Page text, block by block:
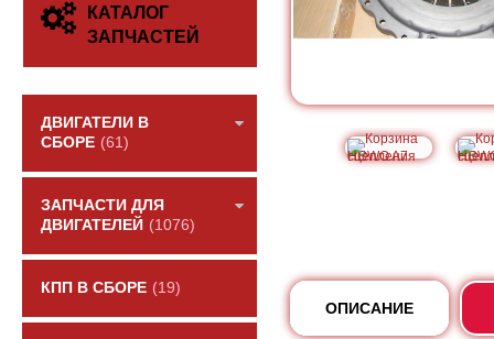
КАТАЛОГ
ЗАПЧАСТЕЙ
ДВИГАТЕЛИ В
СБОРЕ (61)
ЗАПЧАСТИ ДЛЯ
ДВИГАТЕЛЕЙ (1076)
КПП В СБОРЕ (19)
ОПИСАНИЕ